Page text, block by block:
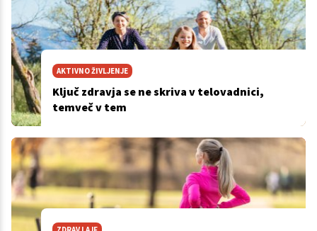
AKTIVNO ŽIVLJENJE
Ključ zdravja se ne skriva v telovadnici,
temveč v tem